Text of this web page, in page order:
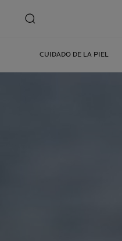
CUIDADO DE LA PIEL